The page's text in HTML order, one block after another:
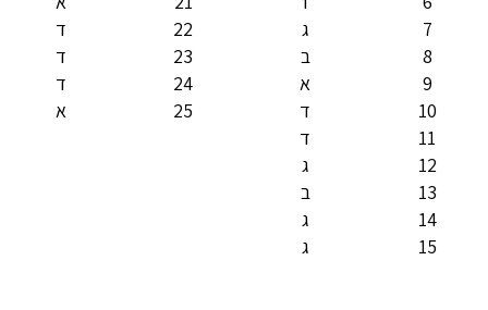
7
ג 22
ד
8
ב 23
ד
9
א 24
ד
10
ד 25
א
11
ד
12
ג
13
ב
14
ג
15
ג